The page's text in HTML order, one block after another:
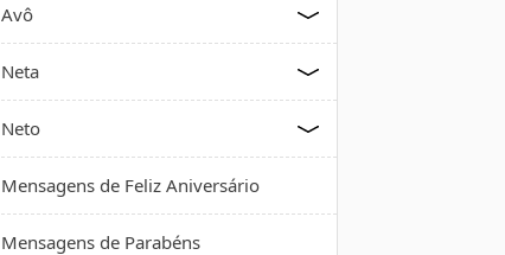
Avô
Neta
Neto
Mensagens de Feliz Aniversário
Mensagens de Parabéns